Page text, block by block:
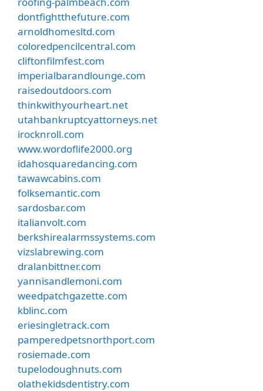
dontfightthefuture.com
arnoldhomesltd.com
coloredpencilcentral.com
cliftonfilmfest.com
imperialbarandlounge.com
raisedoutdoors.com
thinkwithyourheart.net
utahbankruptcyattorneys.net
irocknroll.com
www.wordoflife2000.org
idahosquaredancing.com
tawawcabins.com
folksemantic.com
sardosbar.com
italianvolt.com
berkshirealarmssystems.com
vizslabrewing.com
dralanbittner.com
yannisandlemoni.com
weedpatchgazette.com
kblinc.com
eriesingletrack.com
pamperedpetsnorthport.com
rosiemade.com
tupelodoughnuts.com
olathekidsdentistry.com